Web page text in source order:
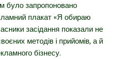
було запропоновано
плакат «Я обираю
засідання показали не
методів і прийомів, а й
бізнесу.